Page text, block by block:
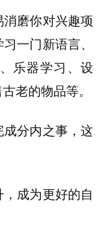
消磨你对兴趣项
一门新语言、
乐器学习、设
老的物品等。
分内之事，这
成为更好的自